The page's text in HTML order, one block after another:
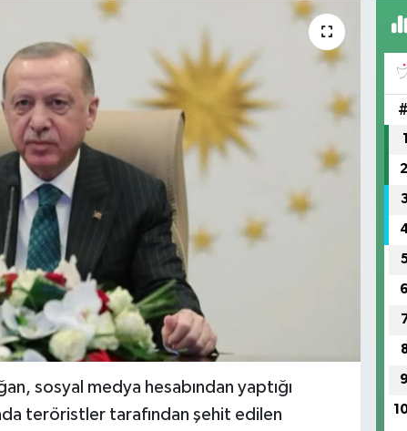
sosyal medya hesabından yaptığı
teröristler tarafından şehit edilen
#
1
2
6
9